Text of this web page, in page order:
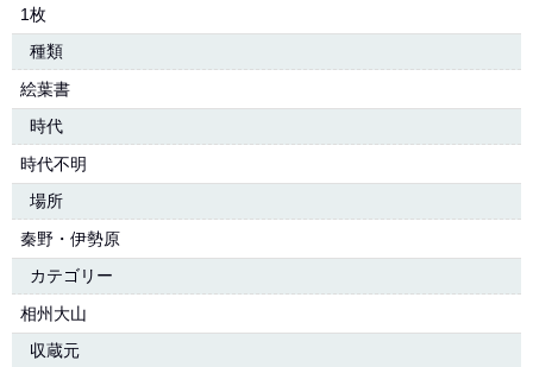
1枚
種類
絵葉書
時代
時代不明
場所
秦野・伊勢原
カテゴリー
相州大山
収蔵元